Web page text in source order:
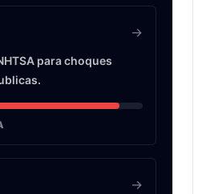
para choques
->
->